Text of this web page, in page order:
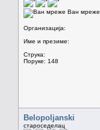
Ван мреже
Организација:
Име и презиме:
Струка:
Поруке: 148
Belopoljanski
староседелац